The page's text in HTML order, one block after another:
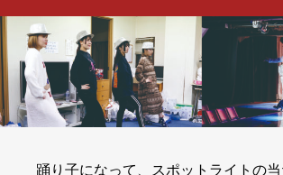
踊り子になって、スポットライトの